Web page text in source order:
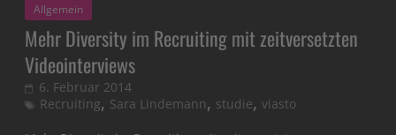
Allgemein
Mehr Diversity im Recruiting mit zeitversetzten
Videointerviews
6. Februar 2014
Recruiting, Sara Lindemann, studie,viasto